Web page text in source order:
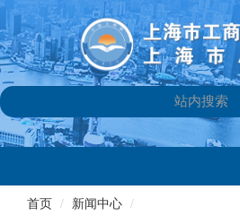
首页 / 新闻中心 /